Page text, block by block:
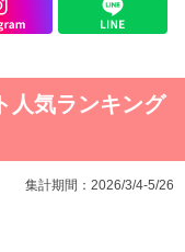
人気ランキング
集計期間：2026/3/4-5/26